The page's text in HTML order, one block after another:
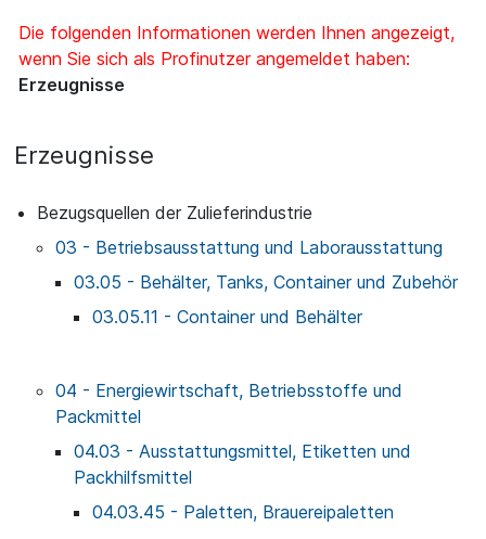
Die folgenden Informationen werden Ihnen angezeigt,
wenn Sie sich als Profinutzer angemeldet haben:
Erzeugnisse
Erzeugnisse
Bezugsquellen der Zulieferindustrie
03 - Betriebsausstattung und Laborausstattung
03.05 - Behälter, Tanks, Container und Zubehör
03.05.11 - Container und Behälter
04 - Energiewirtschaft, Betriebsstoffe und
Packmittel
04.03 - Ausstattungsmittel, Etiketten und
Packhilfsmittel
04.03.45 - Paletten, Brauereipaletten